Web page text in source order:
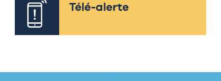
Télé-alerte